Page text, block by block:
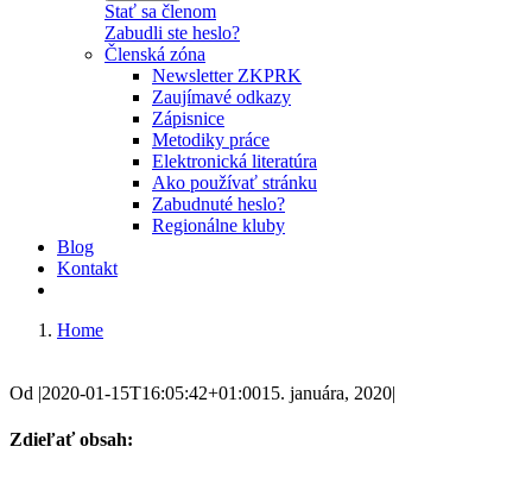
Stať sa členom
Zabudli ste heslo?
Členská zóna
Newsletter ZKPRK
Zaujímavé odkazy
Zápisnice
Metodiky práce
Elektronická literatúra
Ako používať stránku
Zabudnuté heslo?
Regionálne kluby
Blog
Kontakt
Home
Od |2020-01-15T16:05:42+01:0015. januára, 2020|
Zdieľať obsah: